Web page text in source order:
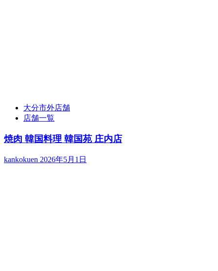
大分市外店舗
店舗一覧
焼肉 韓国料理 韓国苑 庄内店
kankokuen 2026年5月1日